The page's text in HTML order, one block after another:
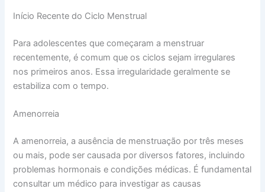
Início Recente do Ciclo Menstrual
Para adolescentes que começaram a menstruar
recentemente, é comum que os ciclos sejam irregulares
nos primeiros anos. Essa irregularidade geralmente se
estabiliza com o tempo.
Amenorreia
A amenorreia, a ausência de menstruação por três meses
ou mais, pode ser causada por diversos fatores, incluindo
problemas hormonais e condições médicas. É fundamental
consultar um médico para investigar as causas